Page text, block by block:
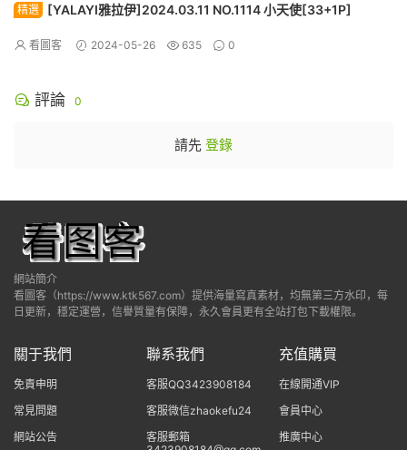
精選 [YALAYI雅拉伊]2024.03.11 NO.1114 小天使[33+1P]
看圖客 2024-05-26 635 0
評論 0
請先 登錄
網站簡介
看圖客（https://www.ktk567.com）提供海量寫真素材，均無第三方水印，每
日更新，穩定運營，信譽質量有保障，永久會員更有全站打包下載權限。
關于我們
免責申明
常見問題
網站公告
聯系我們
客服QQ3423908184
客服微信zhaokefu24
客服郵箱
充值購買
在線開通VIP
會員中心
推廣中心